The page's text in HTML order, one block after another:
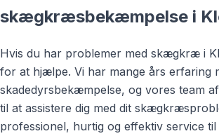
skægkræsbekæmpelse i
Hvis du har problemer med skægkræ i
for at hjælpe. Vi har mange års erfaring
skadedyrsbekæmpelse, og vores team
til at assistere dig med dit
professionel, hurtig og effektiv service